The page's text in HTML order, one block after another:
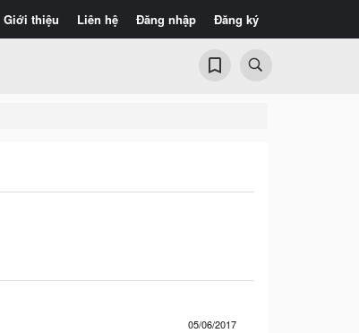
Giới thiệu Liên hệ Đăng nhập Đăng ký
05/06/2017